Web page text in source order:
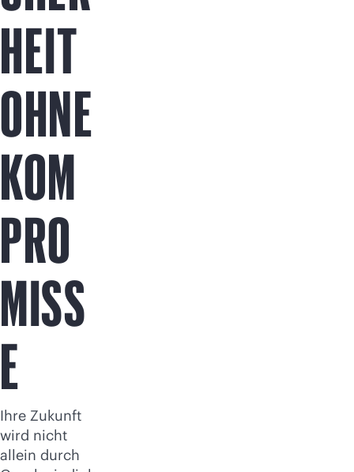
HEIT
OHNE
KOM
PRO
MISS
E
Ihre Zukunft
wird nicht
allein durch